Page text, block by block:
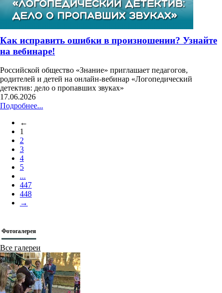
Как исправить ошибки в произношении? Узнайте
на вебинаре!
Российской общество «Знание» приглашает педагогов,
родителей и детей на онлайн-вебинар «Логопедический
детектив: дело о пропавших звуках»
17.06.2026
Подробнее...
←
1
2
3
4
5
...
447
448
→
Фотогалерея
Все галереи